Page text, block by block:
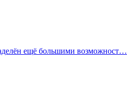
ещё большими возможност…